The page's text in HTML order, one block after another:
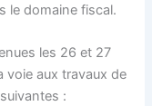
le domaine fiscal.
les 26 et 27
voie aux travaux de
: